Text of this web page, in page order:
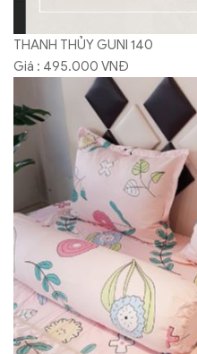
THANH THỦY GUNI 140
Giá : 495.000 VNĐ